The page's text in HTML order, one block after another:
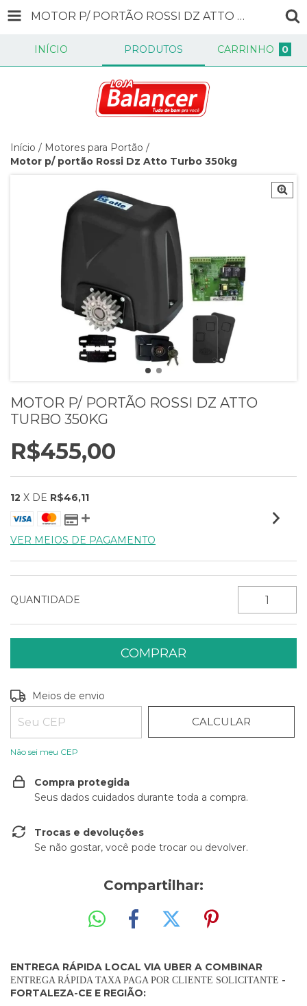
MOTOR P/ PORTÃO ROSSI DZ ATTO TURBO 350KG
INÍCIO PRODUTOS CARRINHO 0
Início / Motores para Portão /
Motor p/ portão Rossi Dz Atto Turbo 350kg
MOTOR P/ PORTÃO ROSSI DZ ATTO
TURBO 350KG
R$455,00
12 X DE R$46,11
VER MEIOS DE PAGAMENTO
QUANTIDADE
Entregas para o CEP:
Meios de envio
CALCULAR
Não sei meu CEP
Compra protegida
Seus dados cuidados durante toda a compra.
Trocas e devoluções
Se não gostar, você pode trocar ou devolver.
Compartilhar:
ENTREGA RÁPIDA LOCAL VIA UBER A COMBINAR
ENTREGA RÁPIDA TAXA PAGA POR CLIENTE SOLICITANTE -
FORTALEZA-CE E REGIÃO: